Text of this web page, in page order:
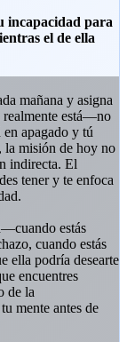
incapacidad para
el de ella
mañana y asigna
realmente está—no
en apagado y tú
la misión de hoy no
indirecta. El
tener y te enfoca
estás
cuando estás
ella podría desearte
encuentres
de la
mente antes de